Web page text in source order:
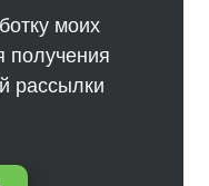
моих
получения
рассылки